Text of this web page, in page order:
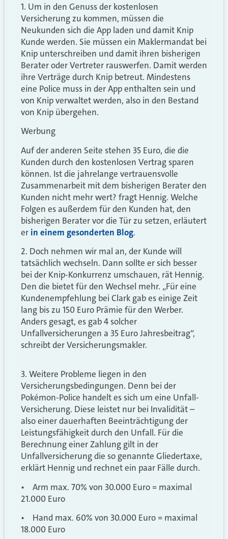
1. Um in den Genuss der kostenlosen
Versicherung zu kommen, müssen die
Neukunden sich die App laden und damit Knip
Kunde werden. Sie müssen ein Maklermandat bei
Knip unterschreiben und damit ihren bisherigen
Berater oder Vertreter rauswerfen. Damit werden
ihre Verträge durch Knip betreut. Mindestens
eine Police muss in der App enthalten sein und
von Knip verwaltet werden, also in den Bestand
von Knip übergehen.
Werbung
Auf der anderen Seite stehen 35 Euro, die die
Kunden durch den kostenlosen Vertrag sparen
können. Ist die jahrelange vertrauensvolle
Zusammenarbeit mit dem bisherigen Berater den
Kunden nicht mehr wert? fragt Hennig. Welche
Folgen es außerdem für den Kunden hat, den
bisherigen Berater vor die Tür zu setzen, erläutert
er in einem gesonderten Blog.
2. Doch nehmen wir mal an, der Kunde will
tatsächlich wechseln. Dann sollte er sich besser
bei der Knip-Konkurrenz umschauen, rät Hennig.
Den die bietet für den Wechsel mehr. „Für eine
Kundenempfehlung bei Clark gab es einige Zeit
lang bis zu 150 Euro Prämie für den Werber.
Anders gesagt, es gab 4 solcher
Unfallversicherungen a 35 Euro Jahresbeitrag“,
schreibt der Versicherungsmakler.
3. Weitere Probleme liegen in den
Versicherungsbedingungen. Denn bei der
Pokémon-Police handelt es sich um eine Unfall-
Versicherung. Diese leistet nur bei Invalidität –
also einer dauerhaften Beeinträchtigung der
Leistungsfähigkeit durch den Unfall. Für die
Berechnung einer Zahlung gilt in der
Unfallversicherung die so genannte Gliedertaxe,
erklärt Hennig und rechnet ein paar Fälle durch.
• Arm max. 70% von 30.000 Euro = maximal
21.000 Euro
• Hand max. 60% von 30.000 Euro = maximal
18.000 Euro